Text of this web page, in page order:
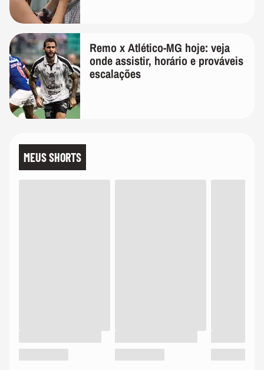
Remo x Atlético-MG hoje: veja
onde assistir, horário e prováveis
escalações
MEUS SHORTS